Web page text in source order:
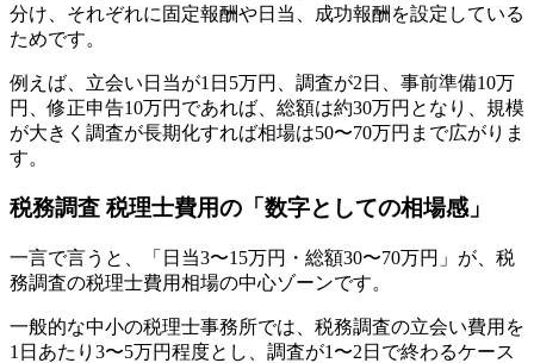
分け、それぞれに固定報酬や日当、成功報酬を設定している
ためです。
例えば、立会い日当が1日5万円、調査が2日、事前準備10万
円、修正申告10万円であれば、総額は約30万円となり、規模
が大きく調査が長期化すれば相場は50〜70万円まで広がりま
す。
税務調査 税理士費用の「数字としての相場感」
一言で言うと、「日当3〜15万円・総額30〜70万円」が、税
務調査の税理士費用相場の中心ゾーンです。
一般的な中小の税理士事務所では、税務調査の立会い費用を
1日あたり3〜5万円程度とし、調査が1〜2日で終わるケース